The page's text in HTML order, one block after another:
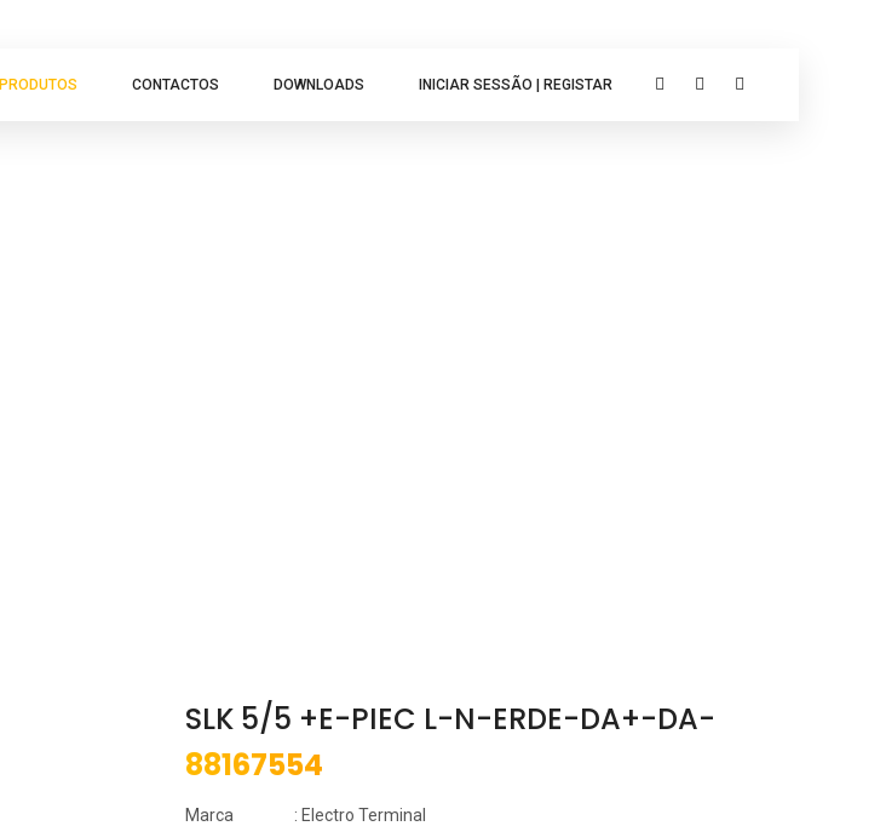
PRODUTOS CONTACTOS DOWNLOADS INICIAR SESSÃO | REGISTAR
SLK 5/5 +E-PIEC L-N-ERDE-DA+-DA-
88167554
Marca
: Electro Terminal